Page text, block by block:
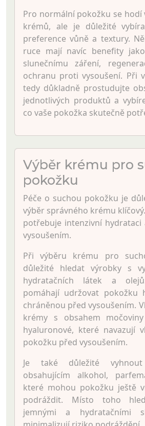
Pro normální pokožku se hodí
krémů, ale je důležité
preference vůně a textury.
ruce mají navíc benefity
slunečnímu záření,
ochranu proti vysoušení. Při
tedy důkladně prostudujte
jednotlivých produktů a
co vaše pokožka skutečně
Výběr krému pro
pokožku
Péče o suchou pokožku je
výběr správného krému
potřebuje intenzivní
vysoušením.
Při výběru krému pro
důležité hledat výrobky s
hydratačních látek a
pomáhají udržovat pokožku
chráněnou před vysoušením.
krémy s obsahem
hyaluronové, které navazují
pokožku před vysoušením.
Je také důležité
obsahujícím alkohol,
které mohou pokožku ještě
podráždit. Místo toho
jemnými a hydratačními